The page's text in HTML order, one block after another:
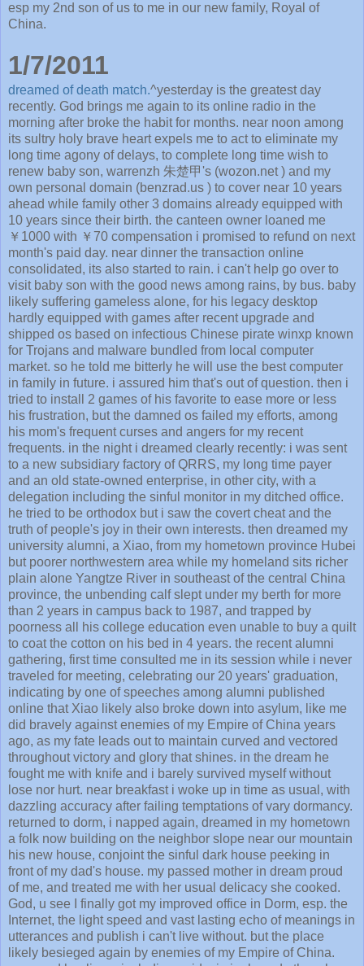
esp my 2nd son of us to me in our new family, Royal of
China.
1/7/2011
dreamed of death match.^yesterday is the greatest day
recently. God brings me again to its online radio in the
morning after broke the habit for months. near noon among
its sultry holy brave heart expels me to act to eliminate my
long time agony of delays, to complete long time wish to
renew baby son, warrenzh 朱楚甲's (wozon.net ) and my
own personal domain (benzrad.us ) to cover near 10 years
ahead while family other 3 domains already equipped with
10 years since their birth. the canteen owner loaned me
￥1000 with ￥70 compensation i promised to refund on next
month's paid day. near dinner the transaction online
consolidated, its also started to rain. i can't help go over to
visit baby son with the good news among rains, by bus. baby
likely suffering gameless alone, for his legacy desktop
hardly equipped with games after recent upgrade and
shipped os based on infectious Chinese pirate winxp known
for Trojans and malware bundled from local computer
market. so he told me bitterly he will use the best computer
in family in future. i assured him that's out of question. then i
tried to install 2 games of his favorite to ease more or less
his frustration, but the damned os failed my efforts, among
his mom's frequent curses and angers for my recent
frequents. in the night i dreamed clearly recently: i was sent
to a new subsidiary factory of QRRS, my long time payer
and an old state-owned enterprise, in other city, with a
delegation including the sinful monitor in my ditched office.
he tried to be orthodox but i saw the covert cheat and the
truth of people's joy in their own interests. then dreamed my
university alumni, a Xiao, from my hometown province Hubei
but poorer northwestern area while my homeland sits richer
plain alone Yangtze River in southeast of the central China
province, the unbending calf slept under my berth for more
than 2 years in campus back to 1987, and trapped by
poorness all his college education even unable to buy a quilt
to coat the cotton on his bed in 4 years. the recent alumni
gathering, first time consulted me in its session while i never
traveled for meeting, celebrating our 20 years' graduation,
indicating by one of speeches among alumni published
online that Xiao likely also broke down into asylum, like me
did bravely against enemies of my Empire of China years
ago, as my fate leads out to maintain curved and vectored
throughout victory and glory that shines. in the dream he
fought me with knife and i barely survived myself without
lose nor hurt. near breakfast i woke up in time as usual, with
dazzling accuracy after failing temptations of vary dormancy.
returned to dorm, i napped again, dreamed in my hometown
a folk now building on the neighbor slope near our mountain
his new house, conjoint the sinful dark house peeking in
front of my dad's house. my passed mother in dream proud
of me, and treated me with her usual delicacy she cooked.
God, u see I finally got my improved office in Dorm, esp. the
Internet, the light speed and vast lasting echo of meanings in
utterances and publish i can't live without. but the place
likely besieged again by enemies of my Empire of China.